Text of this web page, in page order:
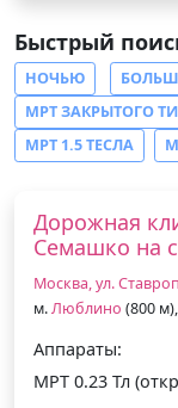
Быстрый
НОЧЬЮ
МРТ ЗАКРЫТОГО
МРТ 1.5 ТЕСЛА
Дорожная
Семашко на
Москва, ул.
м.Люблино (800
Аппараты:
МРТ 0.23 Тл